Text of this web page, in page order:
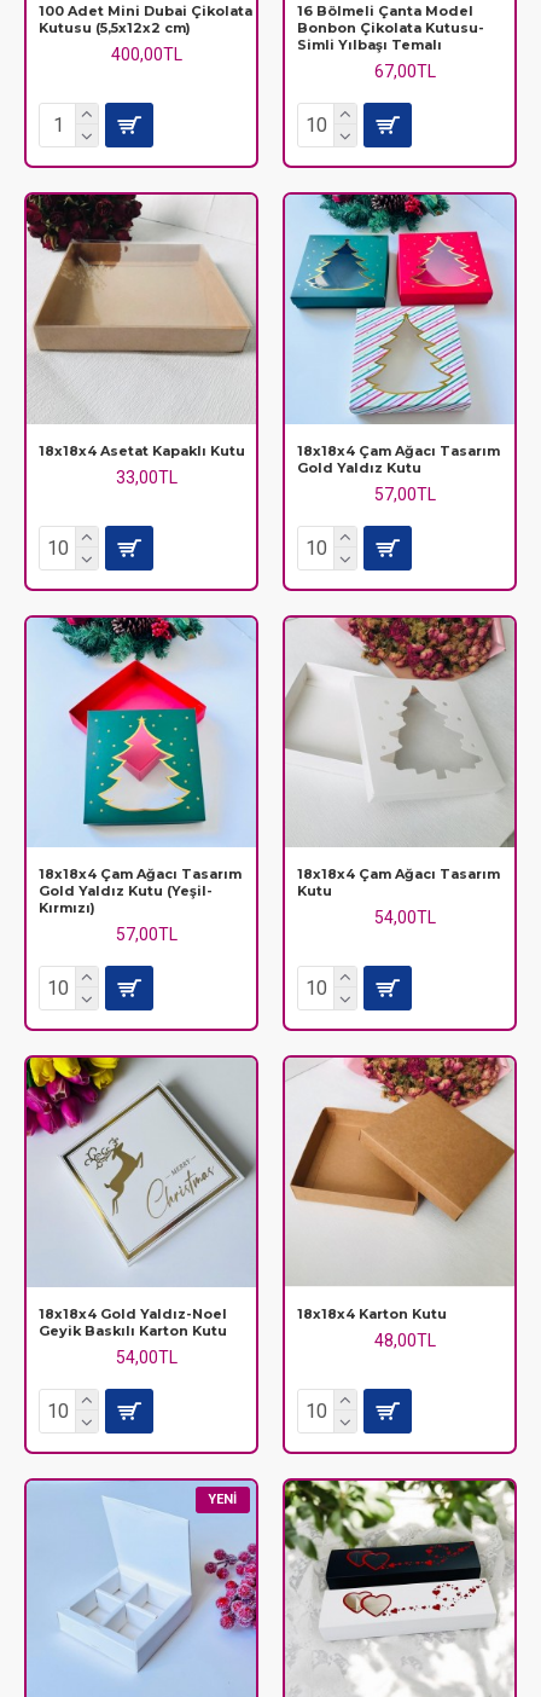
100 Adet Mini Dubai Çikolata
Kutusu (5,5x12x2 cm)
400,00TL
16 Bölmeli Çanta Model
Bonbon Çikolata Kutusu-
Simli Yılbaşı Temalı
67,00TL
18x18x4 Asetat Kapaklı Kutu
33,00TL
18x18x4 Çam Ağacı Tasarım
Gold Yaldız Kutu
57,00TL
18x18x4 Çam Ağacı Tasarım
Gold Yaldız Kutu (Yeşil-
Kırmızı)
57,00TL
18x18x4 Çam Ağacı Tasarım
Kutu
54,00TL
18x18x4 Gold Yaldız-Noel
Geyik Baskılı Karton Kutu
54,00TL
18x18x4 Karton Kutu
48,00TL
YENI